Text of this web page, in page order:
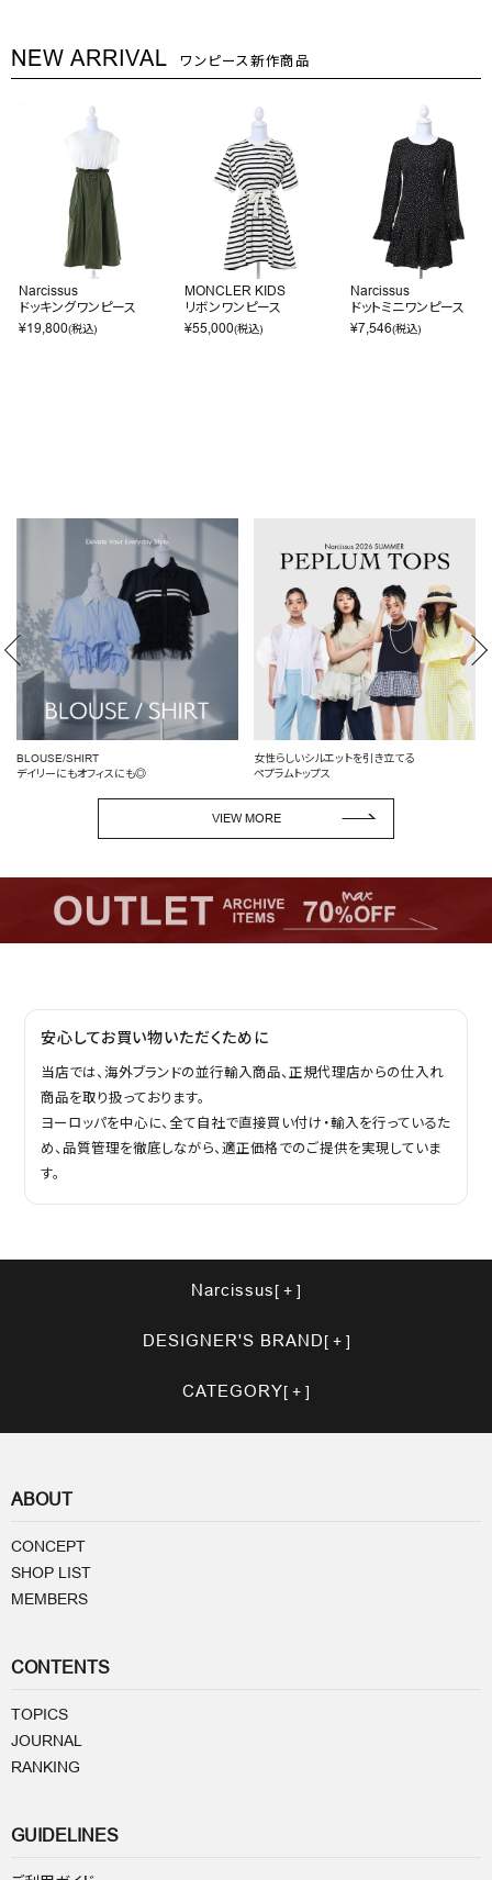
NEW ARRIVAL ワンピース新作商品
Narcissus
ドッキングワンピース
¥19,800(税込)
MONCLER KIDS
リボンワンピース
¥55,000(税込)
Narcissus
ドットミニワンピース
¥7,546(税込)
BLOUSE/SHIRT
デイリーにもオフィスにも◎
女性らしいシルエットを引き立てる
ペプラムトップス
VIEW MORE
安心してお買い物いただくために
当店では、海外ブランドの並行輸入商品、正規代理店からの仕入れ
商品を取り扱っております。
ヨーロッパを中心に、全て自社で直接買い付け・輸入を行っているた
め、品質管理を徹底しながら、適正価格でのご提供を実現していま
す。
Narcissus
DESIGNER'S BRAND
CATEGORY
ABOUT
CONCEPT
SHOP LIST
MEMBERS
CONTENTS
TOPICS
JOURNAL
RANKING
GUIDELINES